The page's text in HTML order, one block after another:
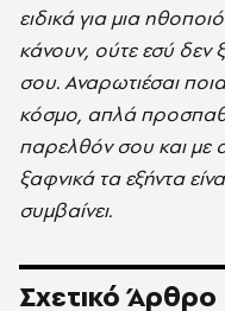
ειδικά για μια
κάνουν, ούτε εσύ δεν
σου. Αναρωτιέσαι
κόσμο, απλά
παρελθόν σου και με
ξαφνικά τα εξήντα
συμβαίνει.
Σχετικό Άρθρο